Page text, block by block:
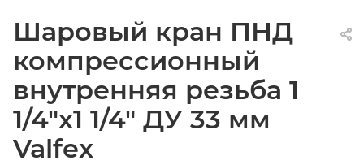
Шаровый кран ПНД
компрессионный
внутренняя резьба 1
1/4"х1 1/4" ДУ 33 мм
Valfex